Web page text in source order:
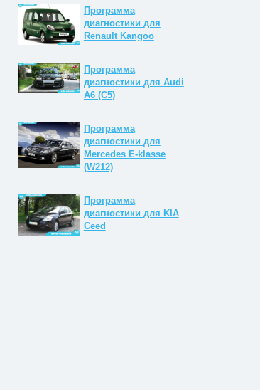
Программа
диагностики для
Renault Kangoo
Программа
диагностики для Audi
A6 (C5)
Программа
диагностики для
Mercedes E-klasse
(W212)
Программа
диагностики для KIA
Ceed